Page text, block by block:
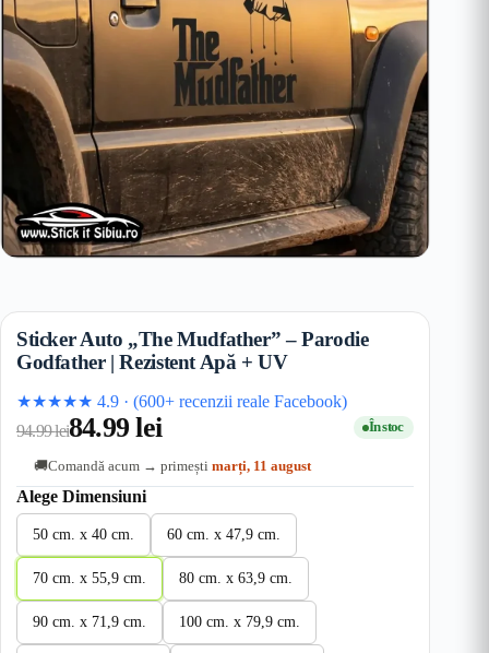
Sticker Auto „The Mudfather” – Parodie
Godfather | Rezistent Apă + UV
★★★★★ 4.9 · (600+ recenzii reale Facebook)
94.99lei84.99lei În stoc
🚚Comandă acum → primești marți, 11 august
Alege Dimensiuni
50 cm. x 40 cm. 60 cm. x 47,9 cm.
70 cm. x 55,9 cm. 80 cm. x 63,9 cm.
90 cm. x 71,9 cm. 100 cm. x 79,9 cm.